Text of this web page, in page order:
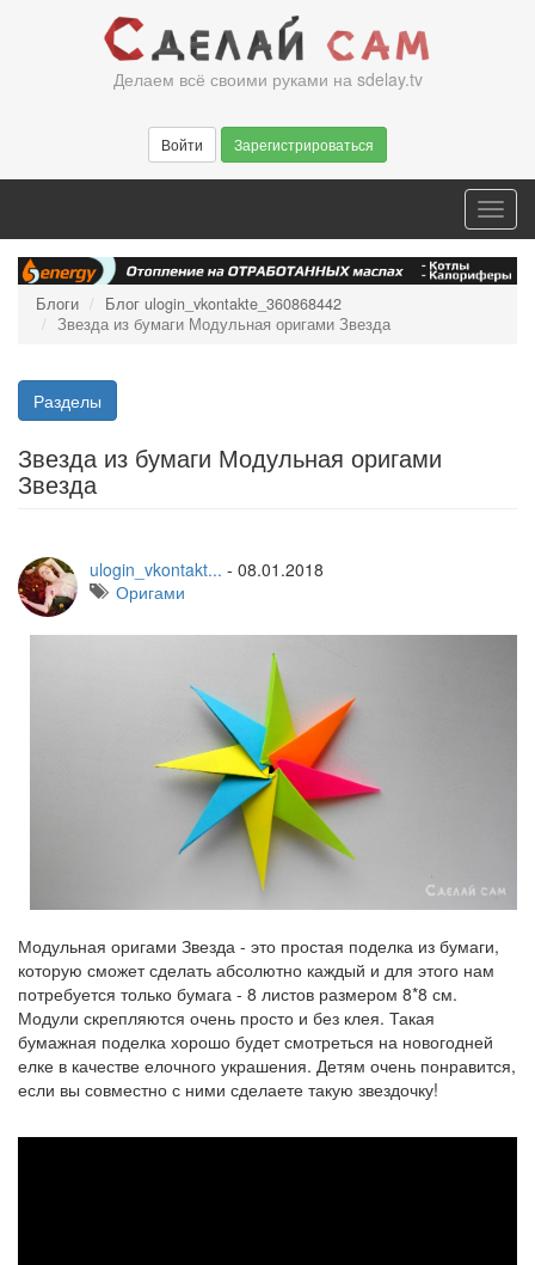
Делаем всё своими руками на sdelay.tv
Войти Зарегистрироваться
Блоги
Блог ulogin_vkontakte_360868442
Звезда из бумаги Модульная оригами Звезда
Разделы
Звезда из бумаги Модульная оригами
Звезда
ulogin_vkontakt... - 08.01.2018
Оригами
Модульная оригами Звезда - это простая поделка из бумаги,
которую сможет сделать абсолютно каждый и для этого нам
потребуется только бумага - 8 листов размером 8*8 см.
Модули скрепляются очень просто и без клея. Такая
бумажная поделка хорошо будет смотреться на новогодней
елке в качестве елочного украшения. Детям очень понравится,
если вы совместно с ними сделаете такую звездочку!